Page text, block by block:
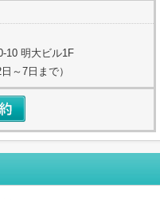
10 明大ビル1F
～7日まで）